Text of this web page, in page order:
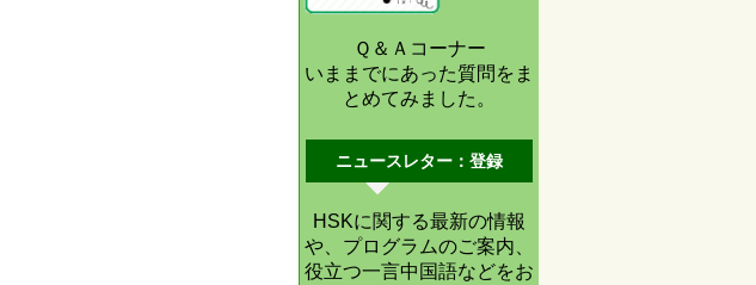
Ｑ＆Ａコーナー
いままでにあった質問をま
とめてみました。
ニュースレター：登録
HSKに関する最新の情報
や、プログラムのご案内、
役立つ一言中国語などをお